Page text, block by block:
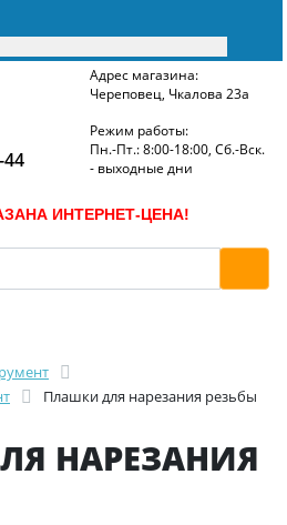
44
Адрес магазина:
Череповец, Чкалова 23а
Режим работы:
Пн.-Пт.: 8:00-18:00, Сб.-Вск.
- выходные дни
ИНТЕРНЕТ-ЦЕНА!
Плашки для нарезания резьбы
НАРЕЗАНИЯ